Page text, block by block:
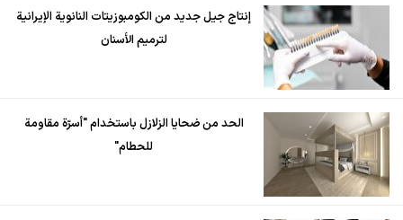
إنتاج جيل جديد من الكومبوزيتات النانوية الإيرانية
لترميم الأسنان
الحد من ضحايا الزلازل باستخدام "أسرّة مقاومة
للحطام"